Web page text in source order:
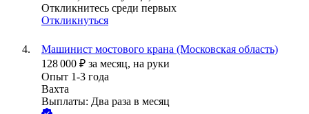
Откликнитесь среди первых
Откликнуться
Машинист мостового крана (Московская область)
128 000 ₽ за месяц, на руки
Опыт 1-3 года
Вахта
Выплаты: Два раза в месяц